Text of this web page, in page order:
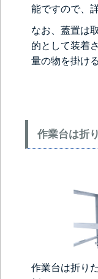
能ですので、
なお、蓋置は
的として装着
量の物を掛け
作業台は折
作業台は折り